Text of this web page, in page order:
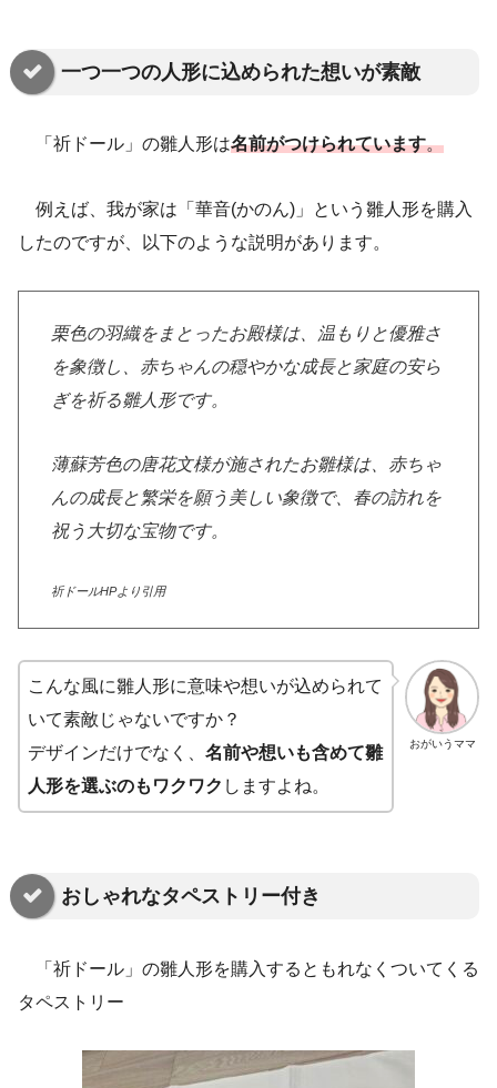
一つ一つの人形に込められた想いが素敵
「祈ドール」の雛人形は名前がつけられています。
例えば、我が家は「華音(かのん)」という雛人形を購入
したのですが、以下のような説明があります。
栗色の羽織をまとったお殿様は、温もりと優雅さ
を象徴し、赤ちゃんの穏やかな成長と家庭の安ら
ぎを祈る雛人形です。
薄蘇芳色の唐花文様が施されたお雛様は、赤ちゃ
んの成長と繁栄を願う美しい象徴で、春の訪れを
祝う大切な宝物です。
祈ドールHPより引用
おがいうママ
こんな風に雛人形に意味や想いが込められて
いて素敵じゃないですか？
デザインだけでなく、 名前や想いも含めて雛
人形を選ぶのもワクワク しますよね。
おしゃれなタペストリー付き
「祈ドール」の雛人形を購入するともれなくついてくる
タペストリー